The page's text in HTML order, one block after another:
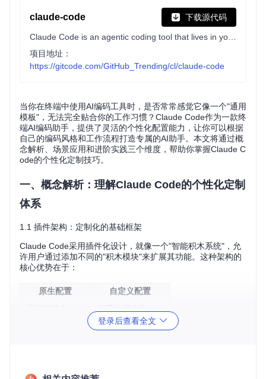
claude-code 下载源代码
项目地址：
https://gitcode.com/GitHub_Trending/cl/claude-code
当你在终端中使用AI编码工具时，是否常常感觉它像一个"通用
模板"，无法完全贴合你的工作习惯？Claude Code作为一款终
端AI编码助手，提供了灵活的个性化配置能力，让你可以根据
自己的编码风格和工作流程打造专属的AI助手。本文将通过概
念解析、场景应用和进阶实践三个维度，帮助你掌握Claude C
ode的个性化定制技巧。
一、概念解析：理解Claude Code的个性化定制
体系
1.1 插件架构：定制化的基础框架
Claude Code采用插件化设计，就像一个"智能积木系统"，允
许用户通过添加不同的"积木模块"来扩展其功能。这种架构的
核心优势在于：
原生配置
自定义配置
个性化工作流
登录后查看全文